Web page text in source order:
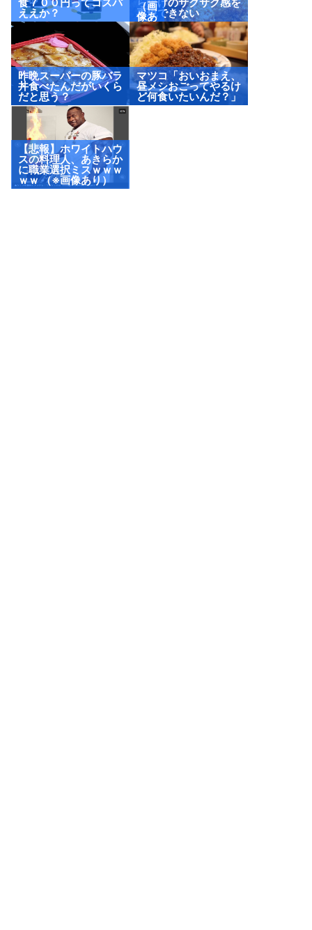
ええか？ 再現できない
昨晩スーパーの豚バラ
丼食べたんだがいくら
だと思う？
（画
像あ
り）
マツコ「おいおまえ、
昼メシおごってやるけ
ど何食いたいんだ？」
【悲報】ホワイトハウ
スの料理人、あきらか
に職業選択ミスｗｗｗ
ｗｗ （※画像あり）